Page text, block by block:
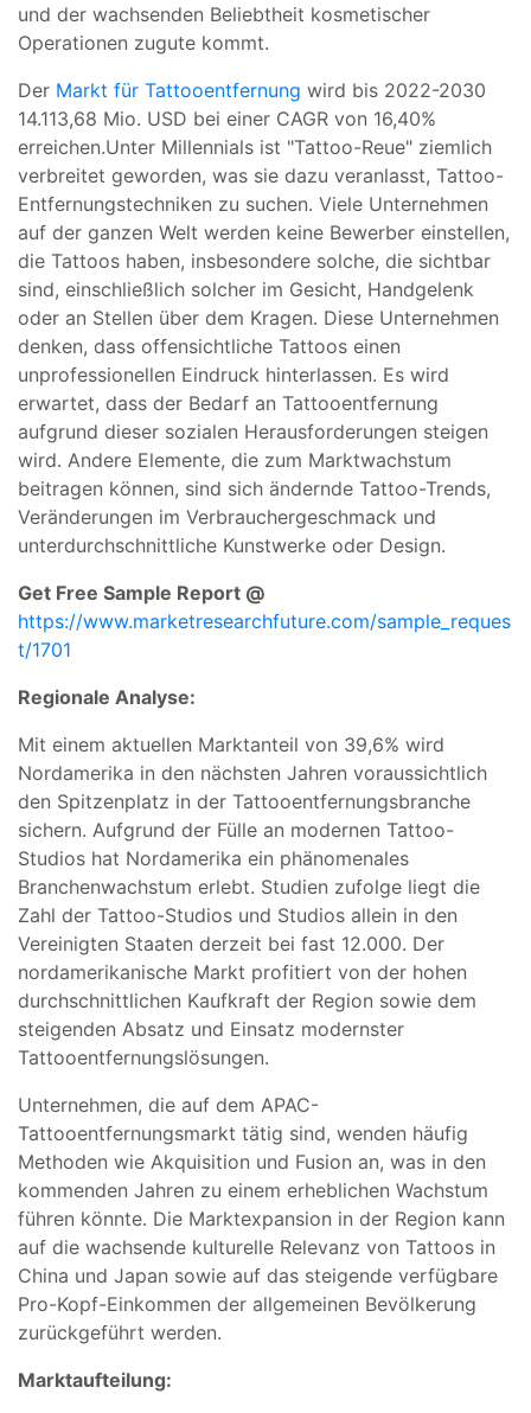
und der wachsenden Beliebtheit kosmetischer
Operationen zugute kommt.
Der Markt für Tattooentfernung wird bis 2022-2030
14.113,68 Mio. USD bei einer CAGR von 16,40%
erreichen.Unter Millennials ist "Tattoo-Reue" ziemlich
verbreitet geworden, was sie dazu veranlasst, Tattoo-
Entfernungstechniken zu suchen. Viele Unternehmen
auf der ganzen Welt werden keine Bewerber einstellen,
die Tattoos haben, insbesondere solche, die sichtbar
sind, einschließlich solcher im Gesicht, Handgelenk
oder an Stellen über dem Kragen. Diese Unternehmen
denken, dass offensichtliche Tattoos einen
unprofessionellen Eindruck hinterlassen. Es wird
erwartet, dass der Bedarf an Tattooentfernung
aufgrund dieser sozialen Herausforderungen steigen
wird. Andere Elemente, die zum Marktwachstum
beitragen können, sind sich ändernde Tattoo-Trends,
Veränderungen im Verbrauchergeschmack und
unterdurchschnittliche Kunstwerke oder Design.
Get Free Sample Report @
https://www.marketresearchfuture.com/sample_reques
t/1701
Regionale Analyse:
Mit einem aktuellen Marktanteil von 39,6% wird
Nordamerika in den nächsten Jahren voraussichtlich
den Spitzenplatz in der Tattooentfernungsbranche
sichern. Aufgrund der Fülle an modernen Tattoo-
Studios hat Nordamerika ein phänomenales
Branchenwachstum erlebt. Studien zufolge liegt die
Zahl der Tattoo-Studios und Studios allein in den
Vereinigten Staaten derzeit bei fast 12.000. Der
nordamerikanische Markt profitiert von der hohen
durchschnittlichen Kaufkraft der Region sowie dem
steigenden Absatz und Einsatz modernster
Tattooentfernungslösungen.
Unternehmen, die auf dem APAC-
Tattooentfernungsmarkt tätig sind, wenden häufig
Methoden wie Akquisition und Fusion an, was in den
kommenden Jahren zu einem erheblichen Wachstum
führen könnte. Die Marktexpansion in der Region kann
auf die wachsende kulturelle Relevanz von Tattoos in
China und Japan sowie auf das steigende verfügbare
Pro-Kopf-Einkommen der allgemeinen Bevölkerung
zurückgeführt werden.
Marktaufteilung: